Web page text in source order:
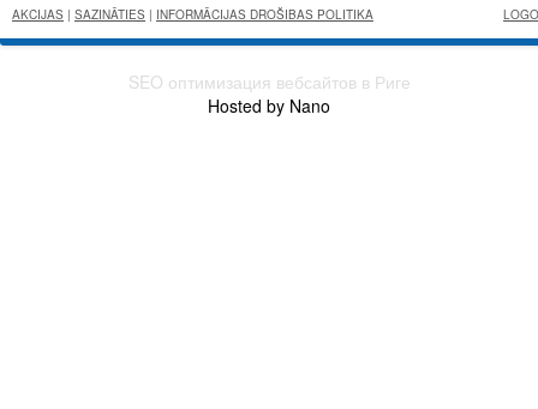
AKCIJAS | SAZINĀTIES | INFORMĀCIJAS DROŠIBAS POLITIKA
SEO оптимизация вебсайтов в Риге
Hosted by Nano